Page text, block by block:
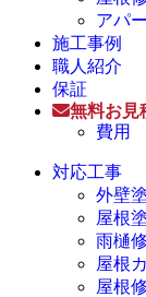
アパ
施工事例
職人紹介
保証
無料お見
費用
対応工事
外壁
屋根
雨樋
屋根
屋根